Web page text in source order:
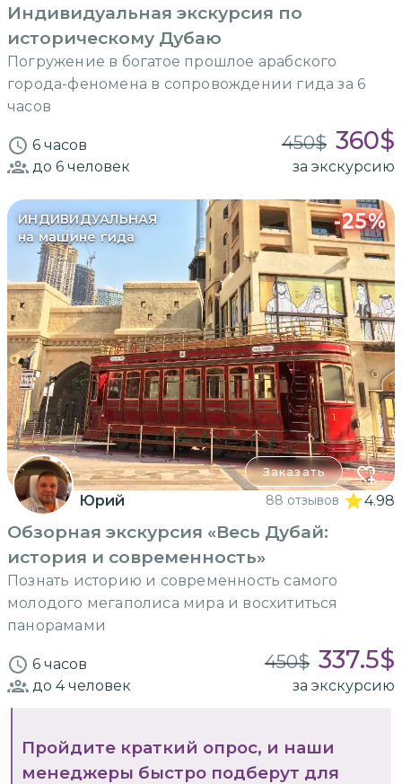
Индивидуальная экскурсия по
историческому Дубаю
Погружение в богатое прошлое арабского
города-феномена в сопровождении гида за 6
часов
6 часов 450$ 360$
до 6 человек за экскурсию
ИНДИВИДУАЛЬНАЯ
на машине гида
-25%
Заказать
Юрий 88 отзывов 4.98
Обзорная экскурсия «Весь Дубай:
история и современность»
Познать историю и современность самого
молодого мегаполиса мира и восхититься
панорамами
6 часов 450$ 337.5$
до 4человек за экскурсию
Пройдите краткий опрос, и наши
менеджеры быстро подберут для